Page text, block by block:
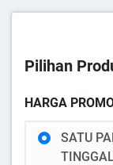
Pilihan
HARGA
SATU